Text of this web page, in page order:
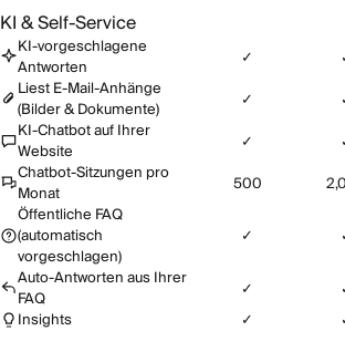
KI & Self-Service
KI-vorgeschlagene
Antworten
✓
Liest E-Mail-Anhänge
(Bilder & Dokumente)
✓
KI-Chatbot auf Ihrer
Website
✓
Chatbot-Sitzungen pro
Monat
500
Öffentliche FAQ
(automatisch
vorgeschlagen)
✓
Auto-Antworten aus Ihrer
FAQ
✓
Insights
✓